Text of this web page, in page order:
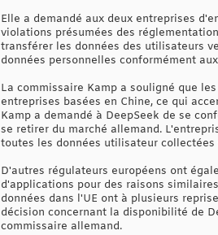
Elle a demandé aux deux entreprises
violations présumées des
transférer les données des utilisateurs
données personnelles conformément
La commissaire Kamp a souligné que
entreprises basées en Chine, ce qui
Kamp a demandé à DeepSeek de se
se retirer du marché allemand.
toutes les données utilisateur
D'autres régulateurs européens ont
d'applications pour des raisons
données dans l'UE ont à plusieurs
décision concernant la disponibilité de
commissaire allemand.